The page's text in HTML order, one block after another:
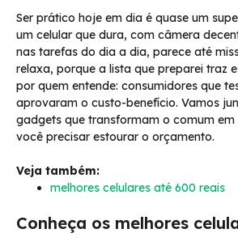
Ser prático hoje em dia é quase um
um celular que dura, com câmera
nas tarefas do dia a dia, parece até
relaxa, porque a lista que preparei traz
por quem entende: consumidores que
aprovaram o custo-benefício. Vamos
gadgets que transformam o comum em
você precisar estourar o orçamento.
Veja também:
melhores celulares até 600 reais
Conheça os melhores